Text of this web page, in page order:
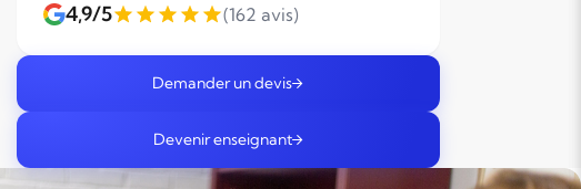
4,9/5 (162 avis)
Demander un devis
Devenir enseignant